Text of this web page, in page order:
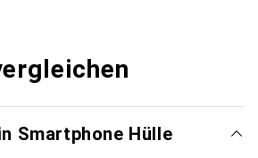
Smartphone Hülle